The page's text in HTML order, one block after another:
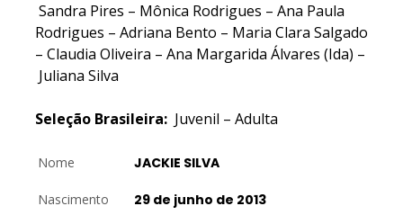
Sandra Pires – Mônica Rodrigues – Ana Paula
Rodrigues – Adriana Bento – Maria Clara Salgado
– Claudia Oliveira – Ana Margarida Álvares (Ida) –
Juliana Silva
Seleção Brasileira: Juvenil – Adulta
Nome JACKIE SILVA
Nascimento 29 de junho de 2013